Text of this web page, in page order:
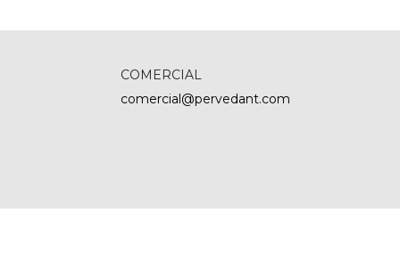
COMERCIAL
comercial@pervedant.com